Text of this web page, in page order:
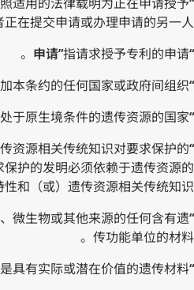
在提交申请或办理申请的另一人。
“申请”
指请求授予专利的申请。
“缔约方”
本条约的任何国家或政府间组织。
“遗传资源的原产国”
于原生境条件的遗传资源的国家。
“基于”
资源相关传统知识对要求保护的
护的发明必须依赖于遗传资源的
和（或）遗传资源相关传统知识。
“遗传材料”
微生物或其他来源的任何含有遗
传功能单位的材料。
“遗传资源”
是具有实际或潜在价值的遗传材料。